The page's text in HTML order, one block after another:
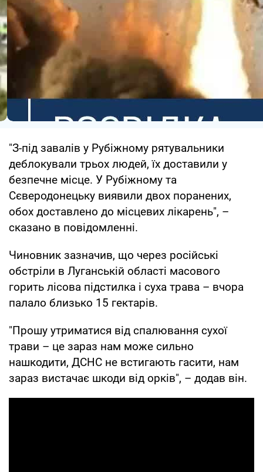
"З-під завалів у Рубіжному рятувальники
деблокували трьох людей, їх доставили у
безпечне місце. У Рубіжному та
Сєверодонецьку виявили двох поранених,
обох доставлено до місцевих лікарень", –
сказано в повідомленні.
Чиновник зазначив, що через російські
обстріли в Луганській області масового
горить лісова підстилка і суха трава – вчора
палало близько 15 гектарів.
"Прошу утриматися від спалювання сухої
трави – це зараз нам може сильно
нашкодити, ДСНС не встигають гасити, нам
зараз вистачає шкоди від орків", – додав він.